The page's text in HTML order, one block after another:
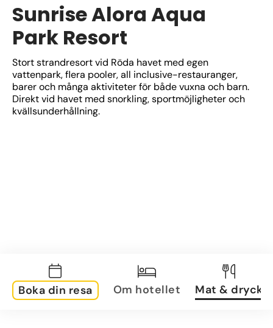
Sunrise Alora Aqua
Park Resort
Stort strandresort vid Röda havet med egen
vattenpark, flera pooler, all inclusive-restauranger,
barer och många aktiviteter för både vuxna och barn.
Direkt vid havet med snorkling, sportmöjligheter och
kvällsunderhållning.
Boka din resa Om hotellet Mat & dryck